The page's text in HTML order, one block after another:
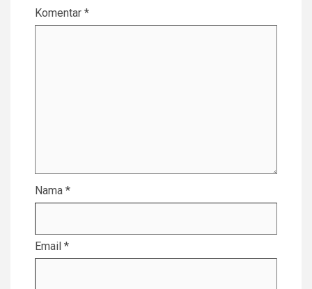
Komentar *
Nama *
Email *